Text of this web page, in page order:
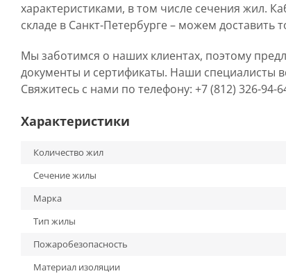
характеристиками, в том числе сечения жил.
складе в Санкт-Петербурге – можем доставить
Мы заботимся о наших клиентах, поэтому
документы и сертификаты. Наши специалисты
Свяжитесь с нами по телефону: +7 (812) 326-94-
Характеристики
Количество жил
Сечение жилы
Марка
Тип жилы
Пожаробезопасность
Материал изоляции